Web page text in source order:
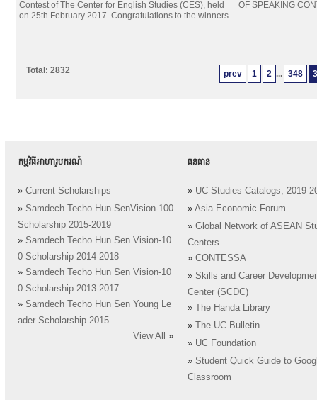
Contest of The Center for English Studies (CES), held
on 25th February 2017. Congratulations to the winners
OF SPEAKING
prev 1 2 ... 348
Total: 2832
កម្មវិធីអាហារូបករណ៍
» Current Scholarships
» Samdech Techo Hun SenVision-100
Scholarship 2015-2019
» Samdech Techo Hun Sen Vision-10
0 Scholarship 2014-2018
» Samdech Techo Hun Sen Vision-10
0 Scholarship 2013-2017
» Samdech Techo Hun Sen Young Le
ader Scholarship 2015
View All
»
ធនធាន
» UC Studies Catalogs, 2019-
» Asia Economic Forum
» Global Network of ASEAN
Centers
» CONTESSA
» Skills and Career
Center (SCDC)
»
The Handa Library
»
The UC Bulletin
» UC Foundation
» Student Quick Guide to
Classroom